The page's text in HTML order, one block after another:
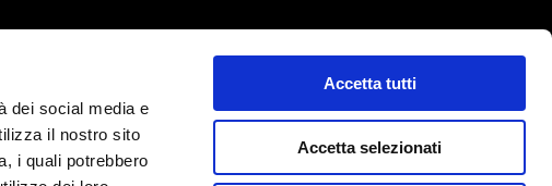
dei social media e
il nostro sito
i quali potrebbero
Accetta tutti
Accetta selezionati